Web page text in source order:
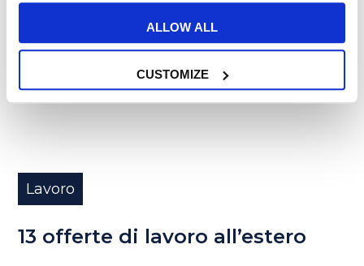
ALLOW ALL
CUSTOMIZE
Lavoro
13 offerte di lavoro all’estero